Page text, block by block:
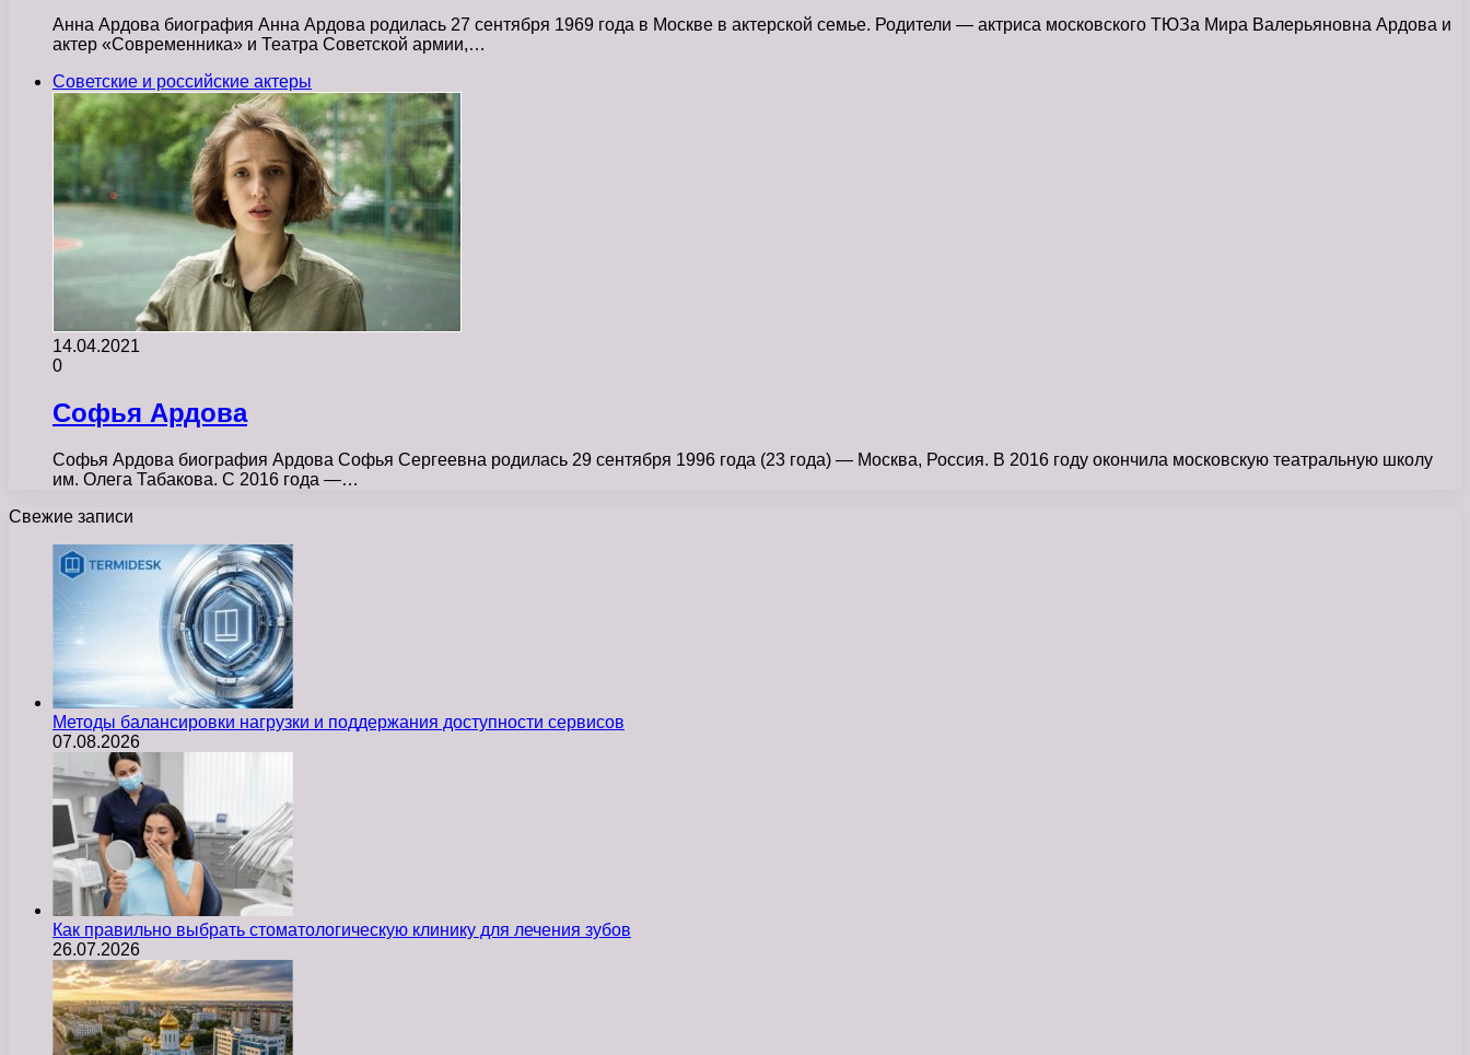
Анна Ардова биография Анна Ардова родилась 27 сентября 1969 года в Москве в актерской семье. Родители — актриса московского ТЮЗа Мира Валерьяновна Ардова и
актер «Современника» и Театра Советской армии,…
Советские и российские актеры
14.04.2021
0
Софья Ардова
Софья Ардова биография Ардова Софья Сергеевна родилась 29 сентября 1996 года (23 года) — Москва, Россия. В 2016 году окончила московскую театральную школу
им. Олега Табакова. С 2016 года —…
Свежие записи
Методы балансировки нагрузки и поддержания доступности сервисов
07.08.2026
Как правильно выбрать стоматологическую клинику для лечения зубов
26.07.2026